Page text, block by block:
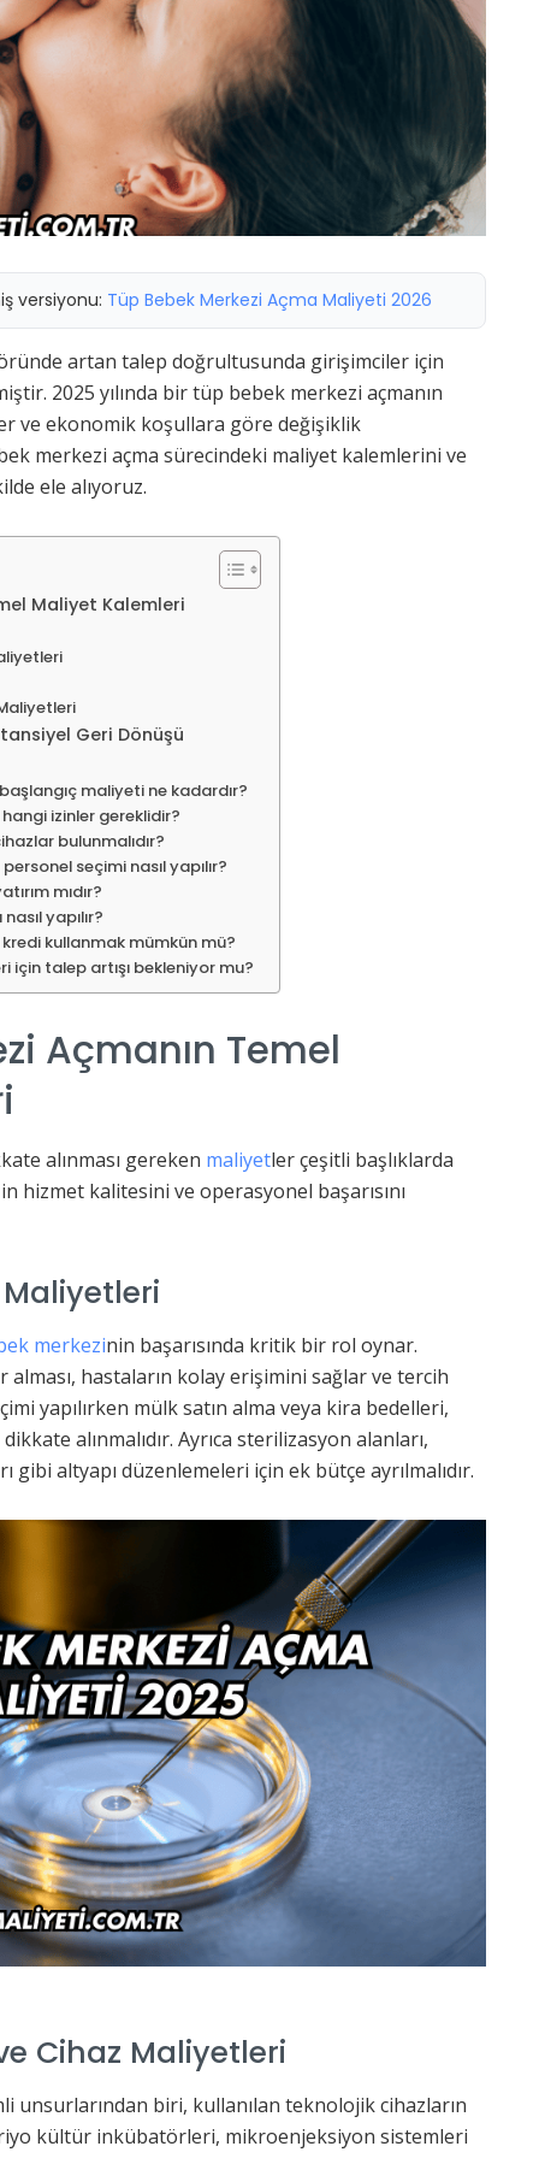
versiyonu: Tüp Bebek Merkezi Açma Maliyeti 2026
artan talep doğrultusunda girişimciler için
2025 yılında bir tüp bebek merkezi açmanın
ve ekonomik koşullara göre değişiklik
merkezi açma sürecindeki maliyet kalemlerini ve
ele alıyoruz.
Maliyet Kalemleri
Geri Dönüşü
maliyeti ne kadardır?
izinler gereklidir?
bulunmalıdır?
seçimi nasıl yapılır?
mıdır?
yapılır?
kullanmak mümkün mü?
için talep artışı bekleniyor mu?
Açmanın Temel
alınması gereken maliyetler çeşitli başlıklarda
hizmet kalitesini ve operasyonel başarısını
merkezinin başarısında kritik bir rol oynar.
hastaların kolay erişimini sağlar ve tercih
yapılırken mülk satın alma veya kira bedelleri,
alınmalıdır. Ayrıca sterilizasyon alanları,
altyapı düzenlemeleri için ek bütçe ayrılmalıdır.
Cihaz Maliyetleri
unsurlarından biri, kullanılan teknolojik cihazların
kültür inkübatörleri, mikroenjeksiyon sistemleri